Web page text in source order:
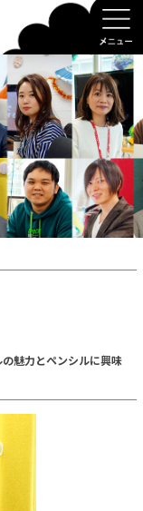
魅力とペンシルに興味